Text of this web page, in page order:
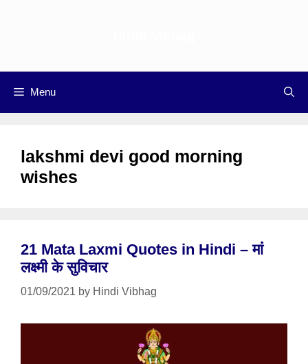
Menu
lakshmi devi good morning
wishes
21 Mata Laxmi Quotes in Hindi – मां
लक्ष्मी के सुविचार
01/09/2021 by Hindi Vibhag